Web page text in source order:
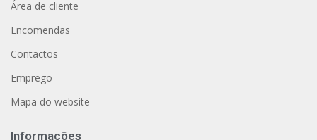
Área de cliente
Encomendas
Contactos
Emprego
Mapa do website
Informações